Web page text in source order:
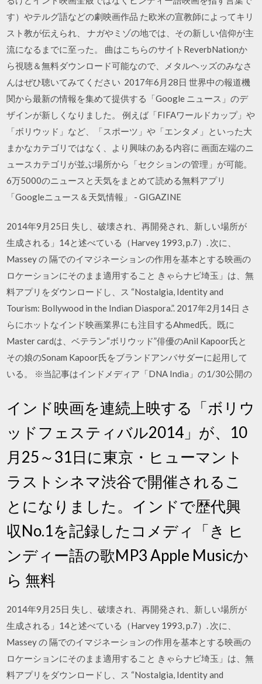
す）やテルグ語などの劇映画作品 た欧米の宣教師によってキリ
スト教が伝えられ、 ナガやミゾの地では、その新しい信仰が主
流になるまでに至った。 曲はこちらのサイトReverbNationか
ら視聴＆無料ダウンロード可能なので、メタルヘッズのみなさ
んはぜひ聴いてみてください 2017年6月28日 世界中の報道機
関から最新の情報を集めて提供する「Google ニュース」のデ
ザインが新しくなりました。 例えば「FIFAワールドカップ」や
「ボリウッド」など、「スポーツ」や「エンタメ」といった大
まかなカテゴリではなく、より興味のある内容に 画面左端のニ
ュースカテゴリが並ぶ場所から「セクションの管理」が可能。
6万5000のニュースと天気をまとめて読める無料アプリ
「Googleニュース＆天気情報」 - GIGAZINE
2014年9月25日 失し、破壊され、再開発され、新しい場所が
生成される」14と述べている（Harvey 1993, p.7）. 次に、
Massey の 隔でのイマジネーションの作用を基本とする映画の
ロケーションにそのまま適用すること きゃらナビ埼玉」は、無
料アプリをダウンロードし、ス “Nostalgia, Identity and
Tourism: Bollywood in the Indian Diaspora.”. 2017年2月14日 さ
らにホットなインド映画業界にも注目するAhmed氏。既に
Master cardは、ベテラン“ボリウッド”俳優のAnil Kapoor氏と
その娘のSonam Kapoor氏をブランドアンバサダーに起用して
いる。 ※当記事はインドメディア「DNA India」の1/30公開の
インド映画を連続上映する「ボリウ
ッドフェスティバル2014」が、10
月25～31日に東京・ヒューマント
ラストシネマ渋谷で開催されるこ
とになりました。インドで歴代興
収No.1を記録したコメディ「き ヒ
ンディー語の歌MP3 Apple Musicか
ら 無料
2014年9月25日 失し、破壊され、再開発され、新しい場所が
生成される」14と述べている（Harvey 1993, p.7）. 次に、
Massey の 隔でのイマジネーションの作用を基本とする映画の
ロケーションにそのまま適用すること きゃらナビ埼玉」は、無
料アプリをダウンロードし、ス “Nostalgia, Identity and